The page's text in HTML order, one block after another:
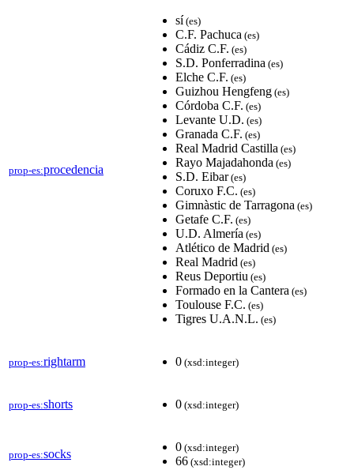
prop-es:procedencia
sí (es)
C.F. Pachuca (es)
Cádiz C.F. (es)
S.D. Ponferradina (es)
Elche C.F. (es)
Guizhou Hengfeng (es)
Córdoba C.F. (es)
Levante U.D. (es)
Granada C.F. (es)
Real Madrid Castilla (es)
Rayo Majadahonda (es)
S.D. Eibar(es)
Coruxo F.C. (es)
Gimnàstic de Tarragona (es)
Getafe C.F. (es)
U.D. Almería (es)
Atlético de Madrid (es)
Real Madrid (es)
Reus Deportiu (es)
Formado en la Cantera (es)
Toulouse F.C. (es)
Tigres U.A.N.L. (es)
prop-es:rightarm 0 (xsd:integer)
prop-es:shorts 0 (xsd:integer)
prop-es:socks
0 (xsd:integer)
66 (xsd:integer)